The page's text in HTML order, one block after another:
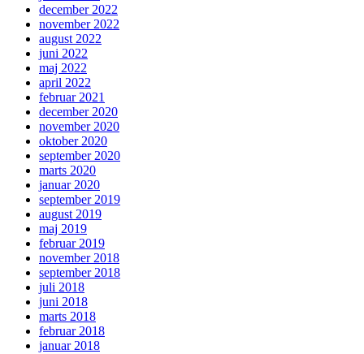
december 2022
november 2022
august 2022
juni 2022
maj 2022
april 2022
februar 2021
december 2020
november 2020
oktober 2020
september 2020
marts 2020
januar 2020
september 2019
august 2019
maj 2019
februar 2019
november 2018
september 2018
juli 2018
juni 2018
marts 2018
februar 2018
januar 2018